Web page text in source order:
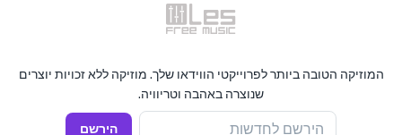
המוזיקה הטובה ביותר לפרוייקטי הווידאו שלך. מוזיקה ללא זכויות יוצרים
שנוצרה באהבה וטריוויה.
הירשם לחדשות הירשם